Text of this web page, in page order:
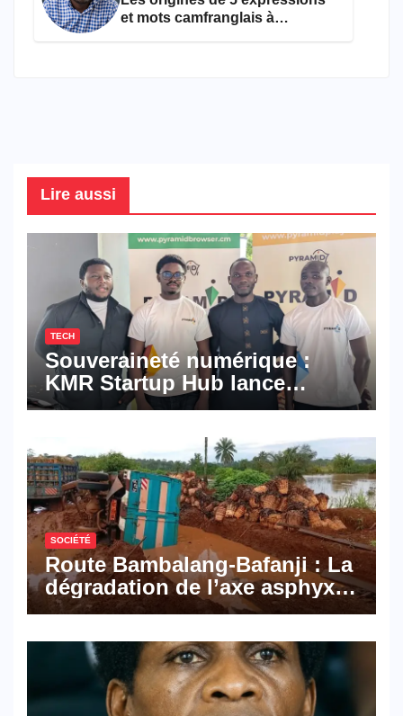
et mots camfranglais à
Lire aussi
TECH
Souveraineté numérique :
KMR Startup Hub lance
Pyramid Browser et Pyramid
numériques made in
Cameroon
SOCIÉTÉ
Route Bambalang-Bafanji : La
dégradation de l’axe asphyxie
les activités économiques